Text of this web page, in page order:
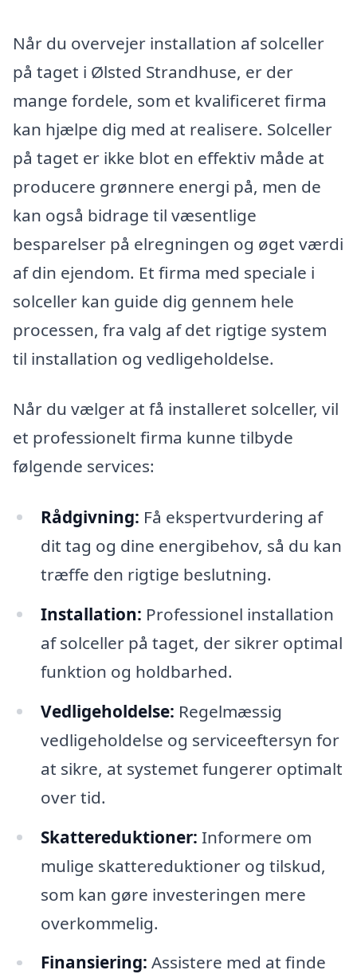
Når du overvejer installation af solceller
på taget i Ølsted Strandhuse, er der
mange fordele, som et kvalificeret firma
kan hjælpe dig med at realisere. Solceller
på taget er ikke blot en effektiv måde at
producere grønnere energi på, men de
kan også bidrage til væsentlige
besparelser på elregningen og øget værdi
af din ejendom. Et firma med speciale i
solceller kan guide dig gennem hele
processen, fra valg af det rigtige system
til installation og vedligeholdelse.
Når du vælger at få installeret solceller, vil
et professionelt firma kunne tilbyde
følgende services:
Rådgivning: Få ekspertvurdering af
dit tag og dine energibehov, så du kan
træffe den rigtige beslutning.
Installation: Professionel installation
af solceller på taget, der sikrer optimal
funktion og holdbarhed.
Vedligeholdelse: Regelmæssig
vedligeholdelse og serviceeftersyn for
at sikre, at systemet fungerer optimalt
over tid.
Skattereduktioner: Informere om
mulige skattereduktioner og tilskud,
som kan gøre investeringen mere
overkommelig.
Finansiering: Assistere med at finde